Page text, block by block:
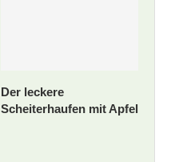
Der leckere
Scheiterhaufen mit Apfel